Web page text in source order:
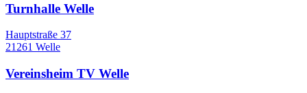
Turnhalle Welle
Hauptstraße 37
21261 Welle
Vereinsheim TV Welle